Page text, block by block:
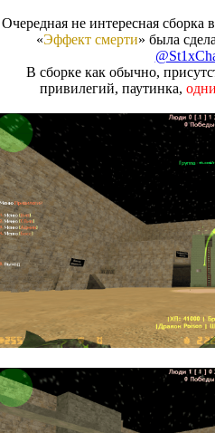
Очередная не интересная сборка в
«Эффект смерти» была
В сборке как обычно,
привилегий, паутинка,